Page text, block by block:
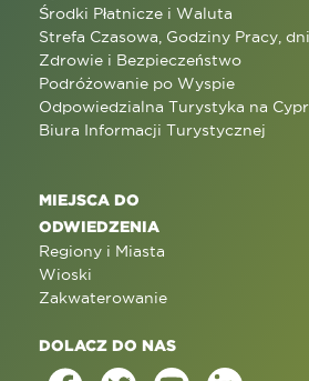
Środki Płatnicze i Waluta
Strefa Czasowa, Godziny Pracy,
Zdrowie i Bezpieczeństwo
Podróżowanie po Wyspie
Odpowiedzialna Turystyka na
Biura Informacji Turystycznej
MIEJSCA DO
ODWIEDZENIA
Regiony i Miasta
Wioski
Zakwaterowanie
DOLACZ DO NAS